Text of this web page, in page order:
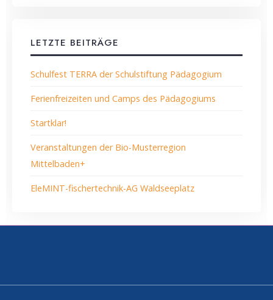
LETZTE BEITRÄGE
Schulfest TERRA der Schulstiftung Pädagogium
Ferienfreizeiten und Camps des Pädagogiums
Startklar!
Veranstaltungen der Bio-Musterregion
Mittelbaden+
EleMINT-fischertechnik-AG Waldseeplatz